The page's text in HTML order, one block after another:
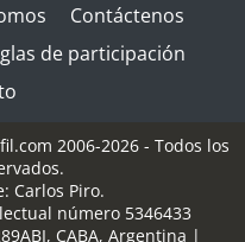
Contáctenos
de participación
2006-2026 - Todos los
Carlos Piro.
número 5346433
, CABA, Argentina |